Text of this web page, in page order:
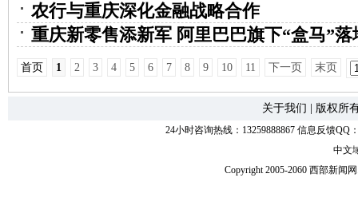
农行与重庆深化金融战略合作
重庆新零售添新军 阿里巴巴旗下“盒马”落
首页 1 2 3 4 5 6 7 8 9 10 11 下一页 末页
关于我们 版权所
24小时咨询热线：13259888867 信息反馈QQ
中文
Copyright 2005-2060 西部新闻